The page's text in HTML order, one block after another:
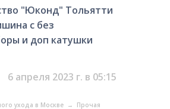
"Юконд" Тольятти
с без
и доп катушки
6 апреля 2023 г. в 05:15
ухода в Москве → Прочая